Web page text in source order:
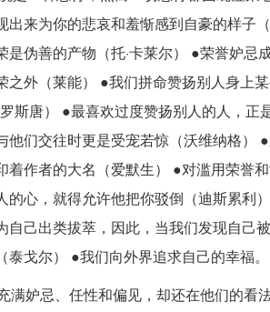
出来为你的悲哀和羞惭感到自豪的样子
伪善的产物（托·卡莱尔） ●荣誉妒忌
外（莱能） ●我们拼命赞扬别人身上
斯唐） ●最喜欢过度赞扬别人的人，正
们交往时更是受宠若惊（沃维纳格）
作者的大名（爱默生） ●对滥用荣誉
心，就得允许他把你驳倒（迪斯累利
己出类拔萃，因此，当我们发现自己
戈尔） ●我们向外界追求自己的幸福。
妒忌、任性和偏见，却还在他们的看